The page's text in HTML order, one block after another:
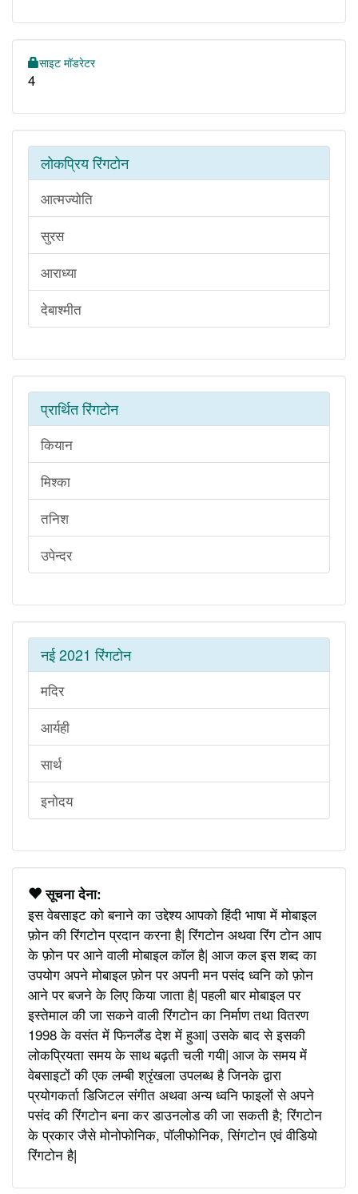
साइट मॉडरेटर
4
लोकप्रिय रिंगटोन
आत्मज्योति
सुरस
आराध्या
देबाश्मीत
प्रार्थित रिंगटोन
कियान
मिश्का
तनिश
उपेन्दर
नई 2021 रिंगटोन
मदिर
आर्यही
सार्थ
इनोदय
सूचना देना:
इस वेबसाइट को बनाने का उद्देश्य आपको हिंदी भाषा में मोबाइल
फ़ोन की रिंगटोन प्रदान करना है| रिंगटोन अथवा रिंग टोन आप
के फ़ोन पर आने वाली मोबाइल कॉल है| आज कल इस शब्द का
उपयोग अपने मोबाइल फ़ोन पर अपनी मन पसंद ध्वनि को फ़ोन
आने पर बजने के लिए किया जाता है| पहली बार मोबाइल पर
इस्तेमाल की जा सकने वाली रिंगटोन का निर्माण तथा वितरण
1998 के वसंत में फिनलैंड देश में हुआ| उसके बाद से इसकी
लोकप्रियता समय के साथ बढ़ती चली गयी| आज के समय में
वेबसाइटों की एक लम्बी श्रृंखला उपलब्ध है जिनके द्वारा
प्रयोगकर्ता डिजिटल संगीत अथवा अन्य ध्वनि फाइलों से अपने
पसंद की रिंगटोन बना कर डाउनलोड की जा सकती है; रिंगटोन
के प्रकार जैसे मोनोफोनिक, पॉलीफोनिक, सिंगटोन एवं वीडियो
रिंगटोन है|